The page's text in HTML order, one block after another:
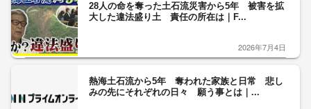
28人の命を奪った土石流災害から5年 被害を拡
大した違法盛り土 責任の所在は｜F...
2026年7月4日
熱海土石流から5年 奪われた家族と日常 悲し
みの先にそれぞれの日々 願う事とは｜...